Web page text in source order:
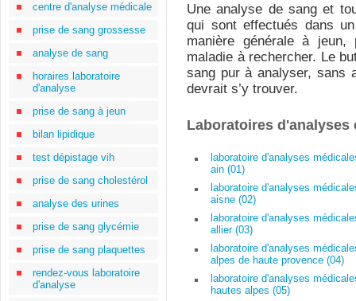
centre d'analyse médicale
prise de sang grossesse
analyse de sang
horaires laboratoire
d'analyse
prise de sang à jeun
bilan lipidique
test dépistage vih
prise de sang cholestérol
analyse des urines
prise de sang glycémie
prise de sang plaquettes
rendez-vous laboratoire
d'analyse
Une analyse de sang et
qui sont effectués dans
manière générale à
maladie à rechercher. Le
sang pur à analyser, sans
devrait s’y trouver.
Laboratoires d'analyses
laboratoire d'analyses
ain (01)
laboratoire d'analyses
aisne (02)
laboratoire d'analyses
allier (03)
laboratoire d'analyses
alpes de haute provence (04)
laboratoire d'analyses
hautes alpes (05)